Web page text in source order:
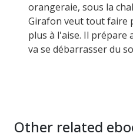
orangeraie, sous la
Girafon veut tout faire
plus à l'aise. Il prépare
va se débarrasser du
Other related